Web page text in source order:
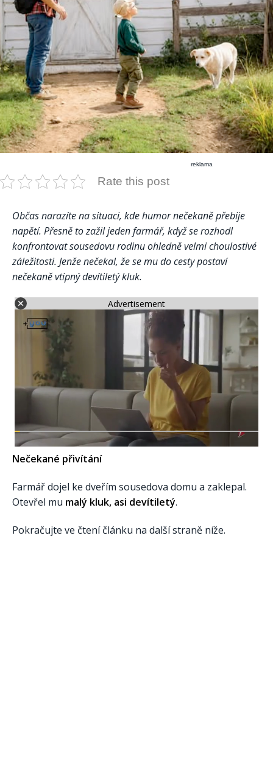
reklama
Rate this post
Občas narazíte na situaci, kde humor nečekaně přebije
napětí. Přesně to zažil jeden farmář, když se rozhodl
konfrontovat sousedovu rodinu ohledně velmi choulostivé
záležitosti. Jenže nečekal, že se mu do cesty postaví
nečekaně vtipný devítiletý kluk.
Advertisement
Nečekané přivítání
Farmář dojel ke dveřím sousedova domu a zaklepal.
Otevřel mu malý kluk, asi devítiletý.
Pokračujte ve čtení článku na další straně níže.